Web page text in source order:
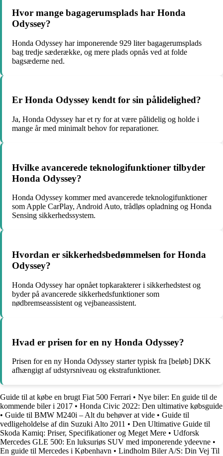
Hvor mange bagagerumsplads har Honda
Odyssey?
Honda Odyssey har imponerende 929 liter bagagerumsplads
bag tredje sæderække, og mere plads opnås ved at folde
bagsæderne ned.
Er Honda Odyssey kendt for sin pålidelighed?
Ja, Honda Odyssey har et ry for at være pålidelig og holde i
mange år med minimalt behov for reparationer.
Hvilke avancerede teknologifunktioner tilbyder
Honda Odyssey?
Honda Odyssey kommer med avancerede teknologifunktioner
som Apple CarPlay, Android Auto, trådløs opladning og Honda
Sensing sikkerhedssystem.
Hvordan er sikkerhedsbedømmelsen for Honda
Odyssey?
Honda Odyssey har opnået topkarakterer i sikkerhedstest og
byder på avancerede sikkerhedsfunktioner som
nødbremseassistent og vejbaneassistent.
Hvad er prisen for en ny Honda Odyssey?
Prisen for en ny Honda Odyssey starter typisk fra [beløb] DKK
afhængigt af udstyrsniveau og ekstrafunktioner.
Guide til at købe en brugt Fiat 500 Ferrari • Nye biler: En guide til de
kommende biler i 2017 • Honda Civic 2022: Den ultimative købsguide
• Guide til BMW M240i – Alt du behøver at vide • Guide til
vedligeholdelse af din Suzuki Alto 2011 • Den Ultimative Guide til
Skoda Kamiq: Priser, Specifikationer og Meget Mere • Udforsk
Mercedes GLE 500: En luksuriøs SUV med imponerende ydeevne •
En guide til Mercedes i København • Lindholm Biler A/S: Din Vej Til